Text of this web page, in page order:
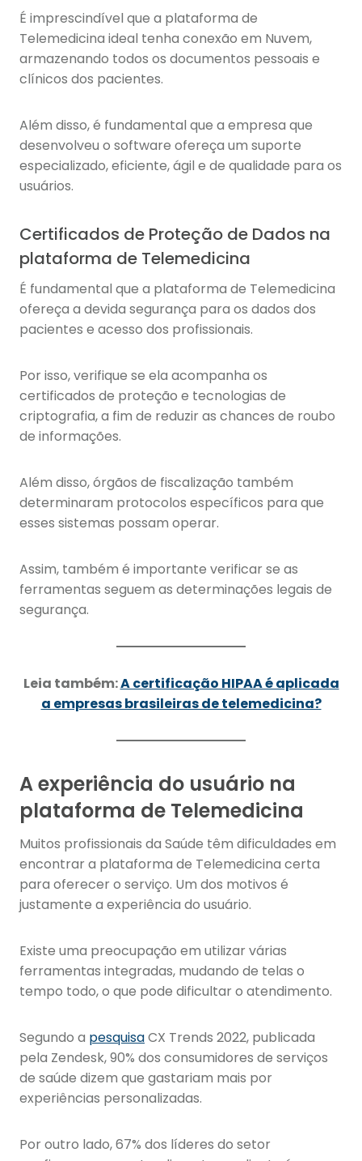
É imprescindível que a plataforma de
Telemedicina ideal tenha conexão em Nuvem,
armazenando todos os documentos pessoais e
clínicos dos pacientes.
Além disso, é fundamental que a empresa que
desenvolveu o software ofereça um suporte
especializado, eficiente, ágil e de qualidade para os
usuários.
Certificados de Proteção de Dados na
plataforma de Telemedicina
É fundamental que a plataforma de Telemedicina
ofereça a devida segurança para os dados dos
pacientes e acesso dos profissionais.
Por isso, verifique se ela acompanha os
certificados de proteção e tecnologias de
criptografia, a fim de reduzir as chances de roubo
de informações.
Além disso, órgãos de fiscalização também
determinaram protocolos específicos para que
esses sistemas possam operar.
Assim, também é importante verificar se as
ferramentas seguem as determinações legais de
segurança.
Leia também:A certificação HIPAA é aplicada
a empresas brasileiras de telemedicina?
A experiência do usuário na
plataforma de Telemedicina
Muitos profissionais da Saúde têm dificuldades em
encontrar a plataforma de Telemedicina certa
para oferecer o serviço. Um dos motivos é
justamente a experiência do usuário.
Existe uma preocupação em utilizar várias
ferramentas integradas, mudando de telas o
tempo todo, o que pode dificultar o atendimento.
Segundo a pesquisaCX Trends 2022, publicada
pela Zendesk, 90% dos consumidores de serviços
de saúde dizem que gastariam mais por
experiências personalizadas.
Por outro lado, 67% dos líderes do setor